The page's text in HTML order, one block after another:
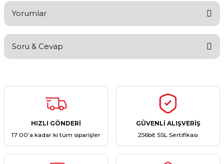
Yorumlar
Yorum Yaz
Soru & Cevap
Ürün hakkında henüz soru sorulmamış.
HIZLI GÖNDERİ
17:00’a kadar ki tüm siparişler
GÜVENLİ ALIŞVERİŞ
256bit SSL Sertifikası